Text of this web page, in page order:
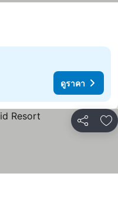
ดูราคา
แชร์ เ